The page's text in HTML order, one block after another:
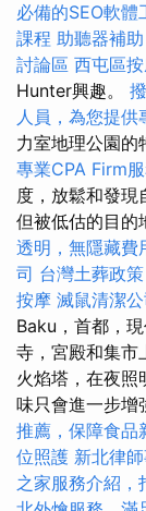
必備的SEO軟體
課程 助聽器補
討論區 西屯區
Hunter興趣。
人員，為您提供
力室地理公園的
專業CPA Firm
度，放鬆和發現
但被低估的目的
透明，無隱藏費
司 台灣土葬政
按摩 滅鼠清潔
Baku，首都，
寺，宮殿和集市
火焰塔，在夜照
味只會進一步增
推薦，保障食品
位照護 新北律
之家服務介紹，